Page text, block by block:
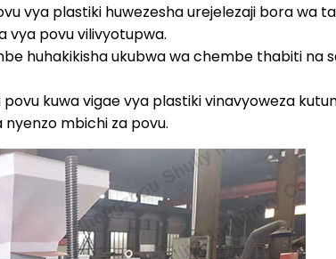
vya plastiki huwezesha urejelezaji bora wa
vya povu vilivyotupwa.
huhakikisha ukubwa wa chembe thabiti na
kuwa vigae vya plastiki vinavyoweza
nyenzo mbichi za povu.